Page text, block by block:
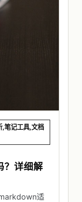
笔记工具,文档
？详细解
适